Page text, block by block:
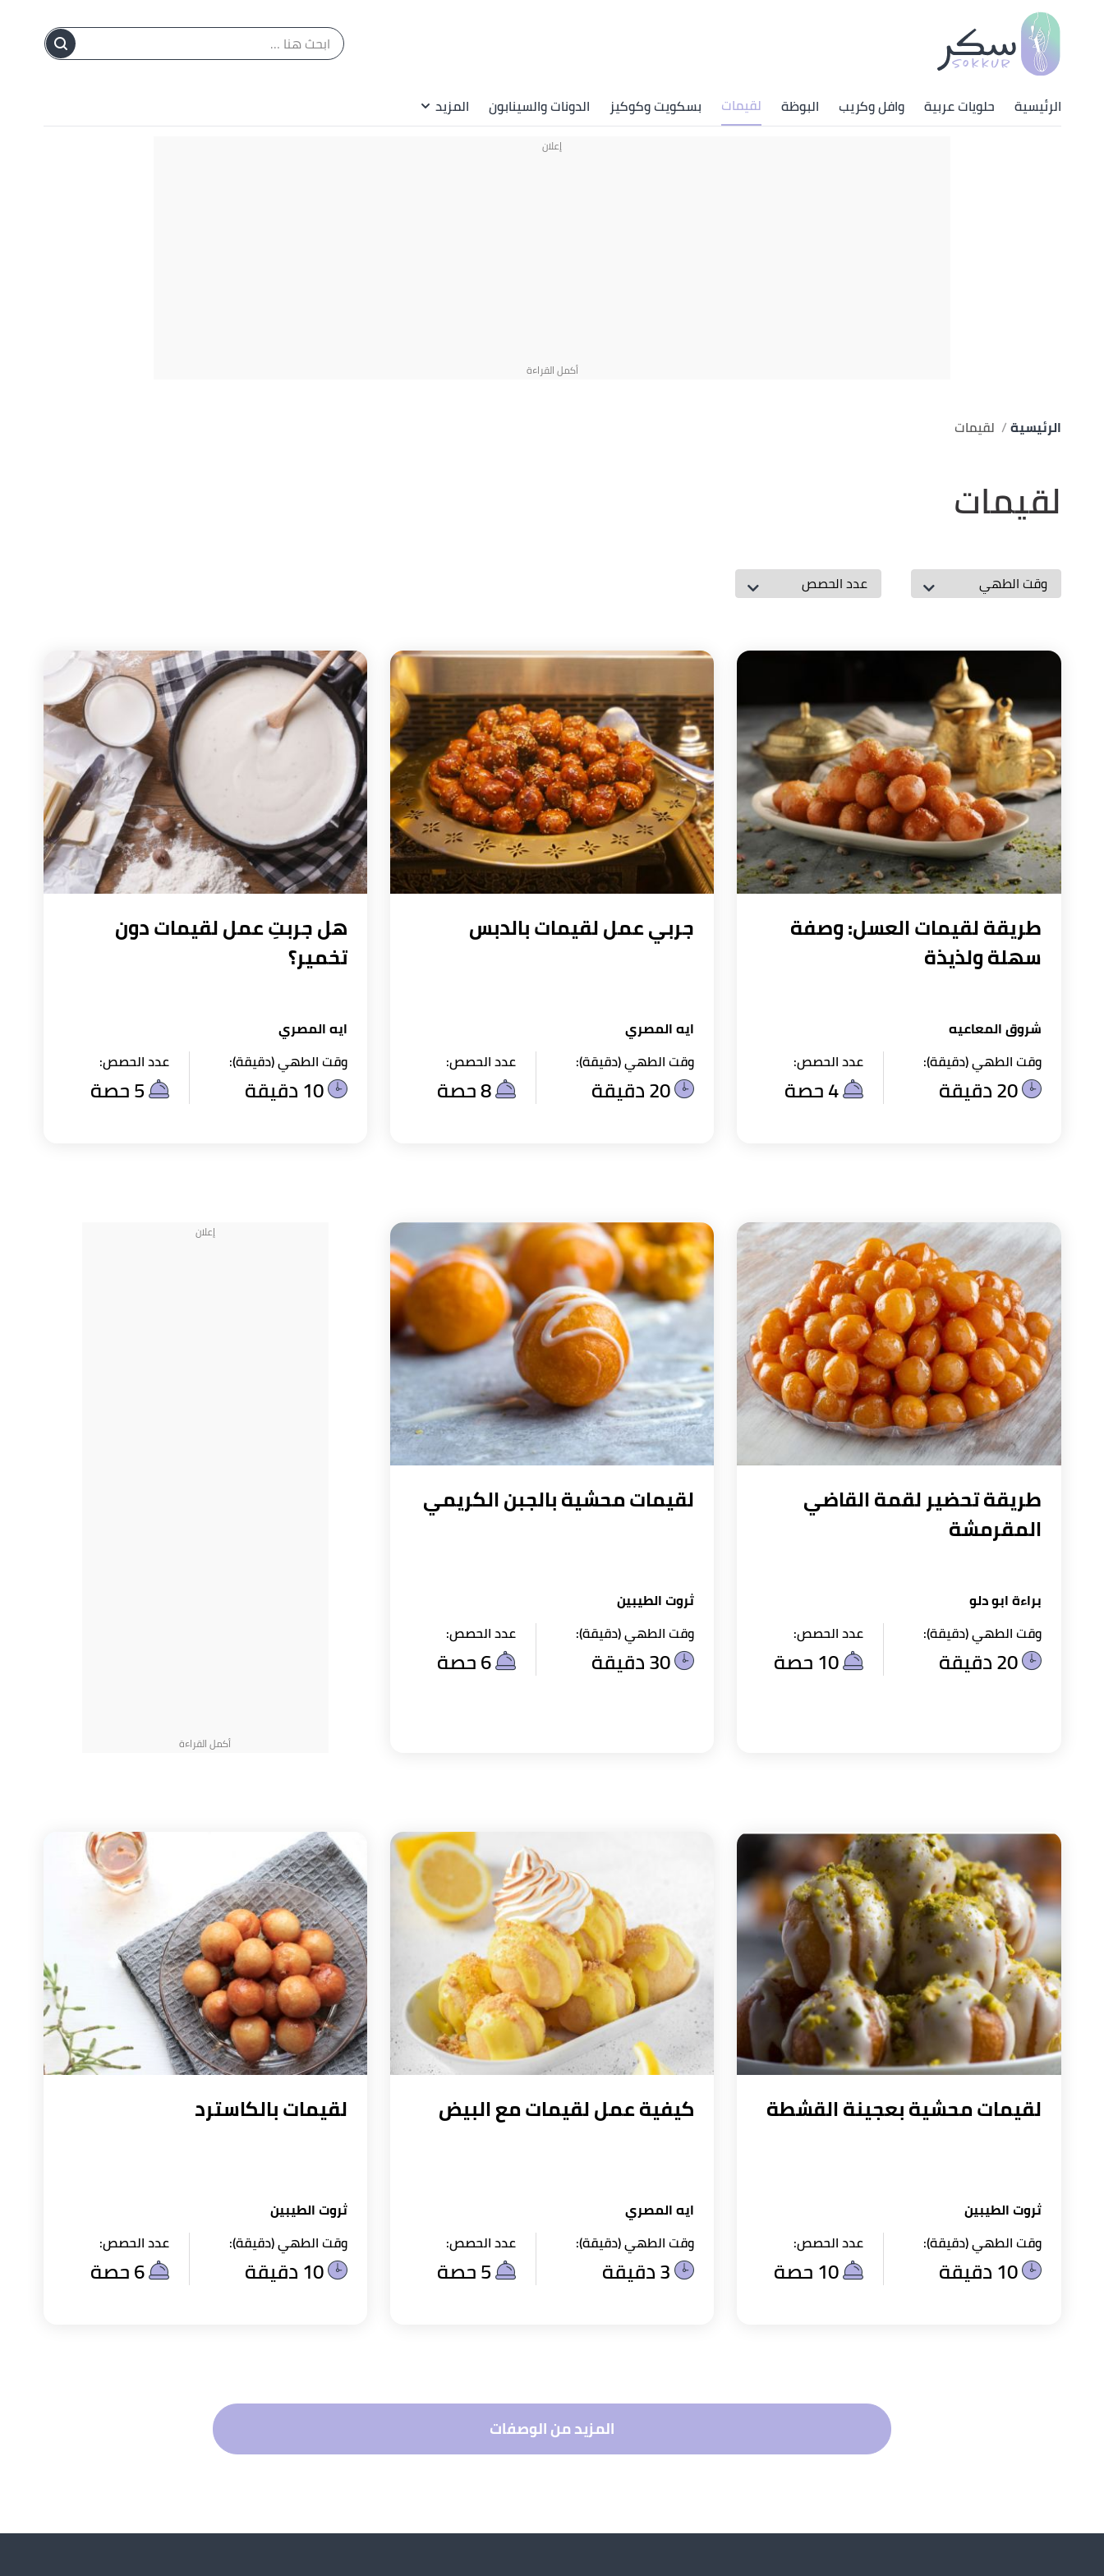
الرئيسية حلويات عربية وافل وكريب البوظة لقيمات بسكويت وكوكيز الدونات والسينابون المزيد
الرئيسية لقيمات
لقيمات
طريقة لقيمات العسل: وصفة
سهلة ولذيذة
شروق المعاعيه
وقت الطهي (دقيقة):
20 دقيقة
عدد الحصص:
4 حصة
جربي عمل لقيمات بالدبس
ايه المصري
وقت الطهي (دقيقة):
20 دقيقة
عدد الحصص:
8 حصة
هل جربتِ عمل لقيمات دون
تخمير؟
ايه المصري
وقت الطهي (دقيقة):
10 دقيقة
عدد الحصص:
5 حصة
طريقة تحضير لقمة القاضي
المقرمشة
براءة ابو دلو
وقت الطهي (دقيقة):
20 دقيقة
عدد الحصص:
10 حصة
لقيمات محشية بالجبن الكريمي
ثروت الطيبين
وقت الطهي (دقيقة):
30 دقيقة
عدد الحصص:
6 حصة
لقيمات محشية بعجينة القشطة
ثروت الطيبين
وقت الطهي (دقيقة):
10 دقيقة
عدد الحصص:
10 حصة
كيفية عمل لقيمات مع البيض
ايه المصري
وقت الطهي (دقيقة):
3 دقيقة
عدد الحصص:
5 حصة
لقيمات بالكاسترد
ثروت الطيبين
وقت الطهي (دقيقة):
10 دقيقة
عدد الحصص:
6 حصة